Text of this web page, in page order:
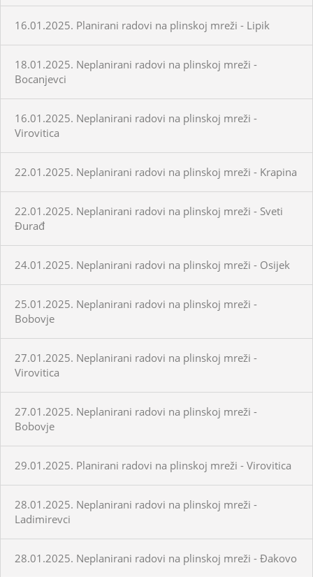
16.01.2025. Planirani radovi na plinskoj mreži - Lipik
18.01.2025. Neplanirani radovi na plinskoj mreži -
Bocanjevci
16.01.2025. Neplanirani radovi na plinskoj mreži -
Virovitica
22.01.2025. Neplanirani radovi na plinskoj mreži - Krapina
22.01.2025. Neplanirani radovi na plinskoj mreži - Sveti
Đurađ
24.01.2025. Neplanirani radovi na plinskoj mreži - Osijek
25.01.2025. Neplanirani radovi na plinskoj mreži -
Bobovje
27.01.2025. Neplanirani radovi na plinskoj mreži -
Virovitica
27.01.2025. Neplanirani radovi na plinskoj mreži -
Bobovje
29.01.2025. Planirani radovi na plinskoj mreži - Virovitica
28.01.2025. Neplanirani radovi na plinskoj mreži -
Ladimirevci
28.01.2025. Neplanirani radovi na plinskoj mreži - Đakovo